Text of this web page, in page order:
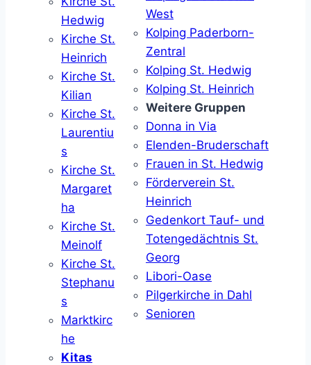
Hedwig
Kirche St.
Heinrich
Kirche St.
Kilian
Kirche St.
Laurentiu
s
Kirche St.
Margaret
ha
Kirche St.
Meinolf
Kirche St.
Stephanu
s
Marktkirc
he
Kitas
West
Kolping Paderborn-
Zentral
Kolping St. Hedwig
Kolping St. Heinrich
Weitere Gruppen
Donna in Via
Elenden-Bruderschaft
Frauen in St. Hedwig
Förderverein St.
Heinrich
Gedenkort Tauf- und
Totengedächtnis St.
Georg
Libori-Oase
Pilgerkirche in Dahl
Senioren